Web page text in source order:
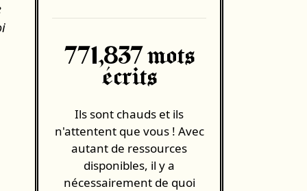
771,837 mots
écrits
Ils sont chauds et ils
n'attentent que vous ! Avec
autant de ressources
disponibles, il y a
nécessairement de quoi